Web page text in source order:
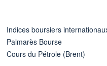
Indices boursiers
Palmarès Bourse
Cours du Pétrole (Brent)